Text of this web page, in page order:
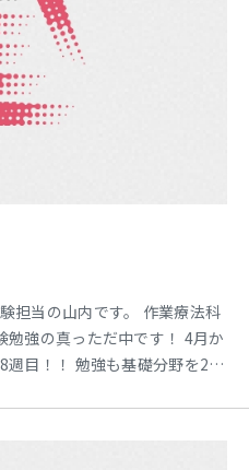
担当の山内です。 作業療法科
強の真っただ中です！ 4月か
週目！！ 勉強も基礎分野を2回